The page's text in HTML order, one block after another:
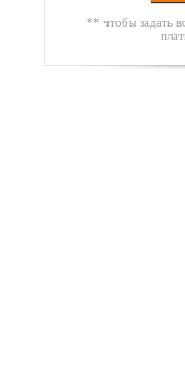
** чтобы задать